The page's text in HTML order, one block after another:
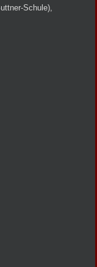
Schule),